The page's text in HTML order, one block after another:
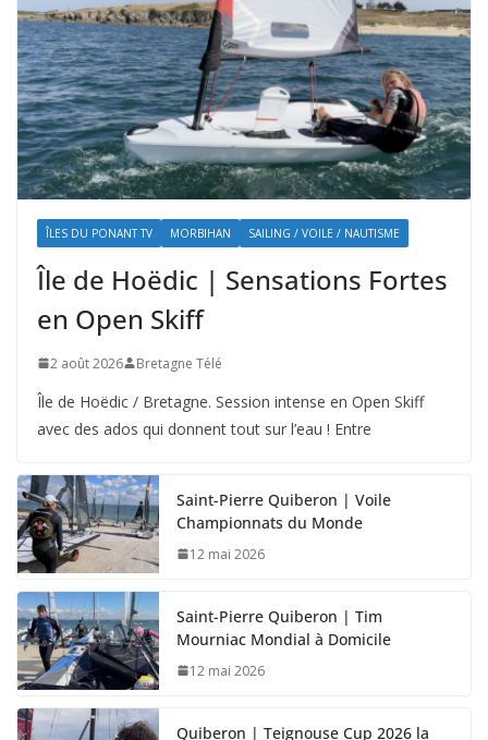
ÎLES DU PONANT TV MORBIHAN SAILING / VOILE / NAUTISME
Île de Hoëdic | Sensations Fortes
en Open Skiff
2 août 2026 Bretagne Télé
Île de Hoëdic / Bretagne. Session intense en Open Skiff
avec des ados qui donnent tout sur l’eau ! Entre
Saint-Pierre Quiberon | Voile
Championnats du Monde
12 mai 2026
Saint-Pierre Quiberon | Tim
Mourniac Mondial à Domicile
12 mai 2026
Quiberon | Teignouse Cup 2026 la